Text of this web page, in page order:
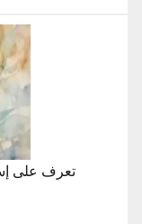
تعرف على